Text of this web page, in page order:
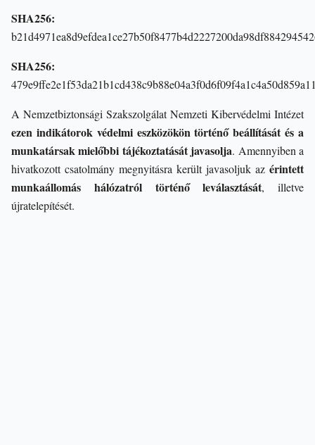
SHA256:
SHA256:
A Nemzetbiztonsági Szakszolgálat Nemzeti Kibervédelmi Intézet
ezen indikátorok védelmi eszközökön történő beállítását és a
munkatársak mielőbbi tájékoztatását javasolja. Amennyiben a
hivatkozott csatolmány megnyitásra került javasoljuk az érintett
munkaállomás hálózatról történő leválasztását, illetve
újratelepítését.